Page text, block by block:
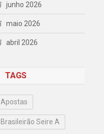
junho 2026
maio 2026
abril 2026
TAGS
Apostas
Brasileirão Seire A